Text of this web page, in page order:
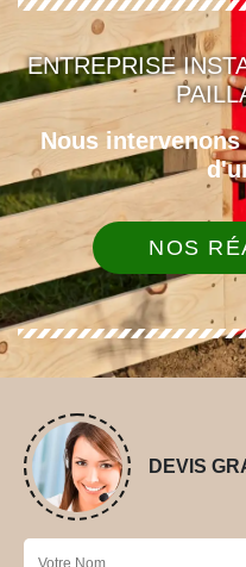
ENTREPRISE
Nous
NOS
DEVIS